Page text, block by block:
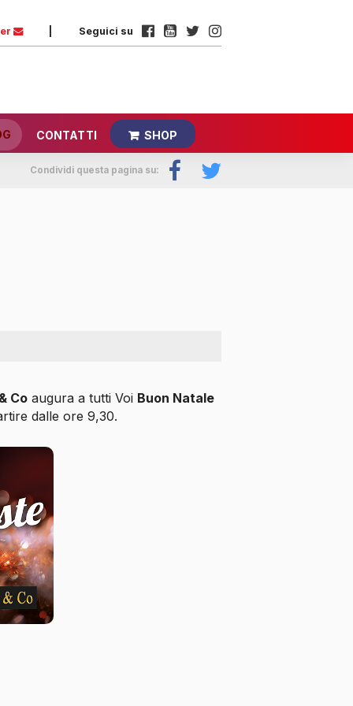
Seguici su
CONTATTI SHOP
Condividi questa pagina su:
Coaugura a tutti Voi Buon Natale
dalle ore 9,30.